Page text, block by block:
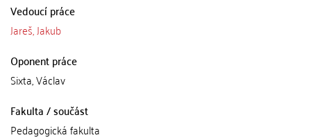
Vedoucí práce
Jareš, Jakub
Oponent práce
Sixta, Václav
Fakulta / součást
Pedagogická fakulta